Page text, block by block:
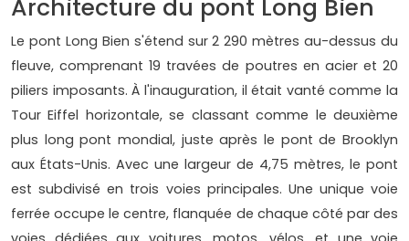
Architecture du pont Long Bien
Le pont Long Bien s'étend sur 2 290 mètres au-dessus du
fleuve, comprenant 19 travées de poutres en acier et 20
piliers imposants. À l'inauguration, il était vanté comme la
Tour Eiffel horizontale, se classant comme le deuxième
plus long pont mondial, juste après le pont de Brooklyn
aux États-Unis. Avec une largeur de 4,75 mètres, le pont
est subdivisé en trois voies principales. Une unique voie
ferrée occupe le centre, flanquée de chaque côté par des